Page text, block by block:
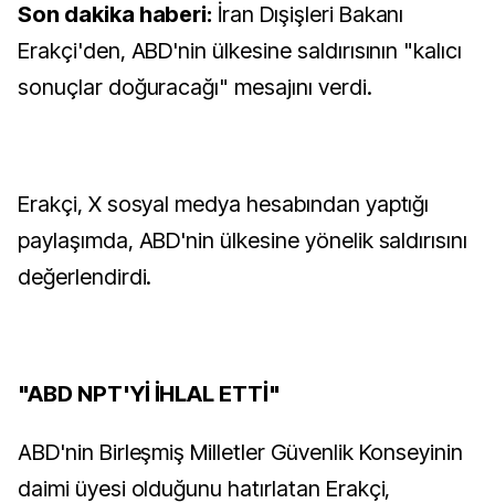
Son dakika haberi: İran Dışişleri Bakanı
Erakçi'den, ABD'nin ülkesine saldırısının "kalıcı
sonuçlar doğuracağı" mesajını verdi.
Erakçi, X sosyal medya hesabından yaptığı
paylaşımda, ABD'nin ülkesine yönelik saldırısını
değerlendirdi.
"ABD NPT'Yİ İHLAL ETTİ"
ABD'nin Birleşmiş Milletler Güvenlik Konseyinin
daimi üyesi olduğunu hatırlatan Erakçi,